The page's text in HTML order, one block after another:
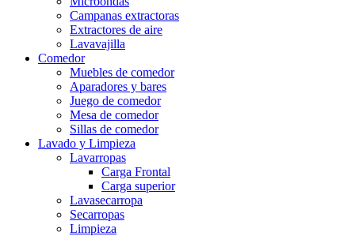
Campanas extractoras
Extractores de aire
Lavavajilla
Comedor
Muebles de comedor
Aparadores y bares
Juego de comedor
Mesa de comedor
Sillas de comedor
Lavado y Limpieza
Lavarropas
Carga Frontal
Carga superior
Lavasecarropa
Secarropas
Limpieza